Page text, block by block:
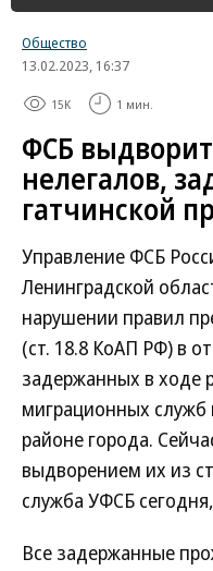
Общество
13.02.2023, 16:37
15K 1 мин.
ФСБ
нелегалов,
гатчинской
Управление ФСБ
Ленинградской
нарушении правил
(ст. 18.8 КоАП РФ) в
задержанных в ходе
миграционных служб
районе города.
выдворением их из
служба УФСБ
Все задержанные